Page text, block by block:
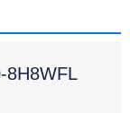
8H8WFL